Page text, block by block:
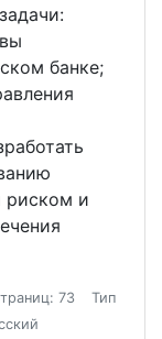
банке;
риском и
73
Тип